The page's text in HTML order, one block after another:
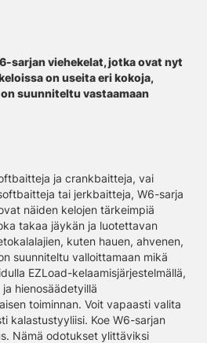
sarjan viehekelat, jotka ovat nyt
on useita eri kokoja,
suunniteltu vastaamaan
ja crankbaitteja, vai
tai jerkbaitteja, W6-sarja
näiden kelojen tärkeimpiä
takaa jäykän ja luotettavan
kuten hauen, ahvenen,
suunniteltu valloittamaan mikä
EZLoad-kelaamisjärjestelmällä,
hienosäädetyillä
toiminnan. Voit vapaasti valita
kalastustyyliisi. Koe W6-sarjan
Nämä odotukset ylittäviksi